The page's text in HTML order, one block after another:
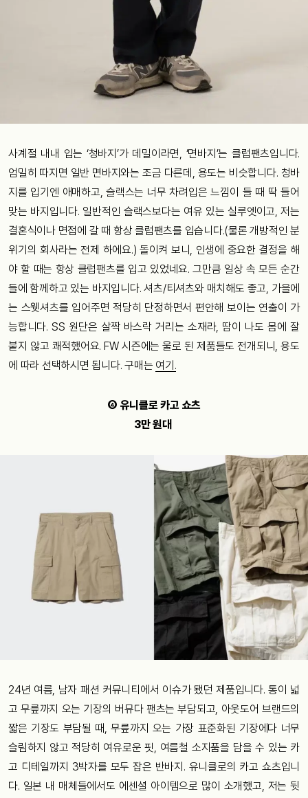
사계절 내내 입는 ‘청바지’가 데밀이라면, ‘면바지’는 클럽팬츠입니다.
엄밀히 따지면 일반 면바지와는 조금 다른데, 용도는 비슷합니다. 청바
지를 입기엔 애매하고, 슬랙스는 너무 차려입은 느낌이 들 때 딱 들어
맞는 바지입니다. 일반적인 슬랙스보다는 여유 있는 실루엣이고, 저는
결혼식이나 면접에 갈 때 항상 클럽팬츠를 입습니다.(물론 개방적인 분
위기의 회사라는 전제 하에요.) 돌이켜 보니, 인생에 중요한 결정을 해
야 할 때는 항상 클럽팬츠를 입고 있었네요. 그만큼 일상 속 모든 순간
들에 함께하고 있는 바지입니다. 셔츠/티셔츠와 매치해도 좋고, 가을에
는 스웻셔츠를 입어주면 적당히 단정하면서 편안해 보이는 연출이 가
능합니다. SS 원단은 살짝 바스락 거리는 소재라, 땀이 나도 몸에 잘
붙지 않고 쾌적했어요. FW 시즌에는 울로 된 제품들도 전개되니, 용도
에 따라 선택하시면 됩니다. 구매는 여기.
④ 유니클로 카고 쇼츠
3만 원대
24년 여름, 남자 패션 커뮤니티에서 이슈가 됐던 제품입니다. 통이 넓
고 무릎까지 오는 기장의 버뮤다 팬츠는 부담되고, 아웃도어 브랜드의
짧은 기장도 부담될 때, 무릎까지 오는 가장 표준화된 기장에다 너무
슬림하지 않고 적당히 여유로운 핏, 여름철 소지품을 담을 수 있는 카
고 디테일까지 3박자를 모두 잡은 반바지. 유니클로의 카고 쇼츠입니
다. 일본 내 매체들에서도 에센셜 아이템으로 많이 소개했고, 저는 뒷